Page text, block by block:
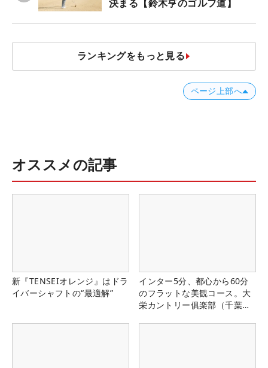
決まる【鈴木亨のゴルフ道】
ランキングをもっと見る
ページ上部へ
オススメの記事
新『TENSEIオレンジ』はドラ
イバーシャフトの“最適解”
インター5分、都心から60分
のフラットな美観コース。大
栄カントリー俱楽部（千葉